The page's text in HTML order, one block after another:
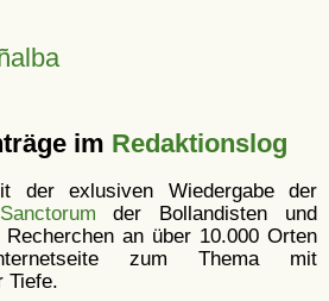
im Redaktionslog
der exlusiven Wiedergabe der
der Bollandisten und
an über 10.000 Orten
zum Thema mit
Tiefe.